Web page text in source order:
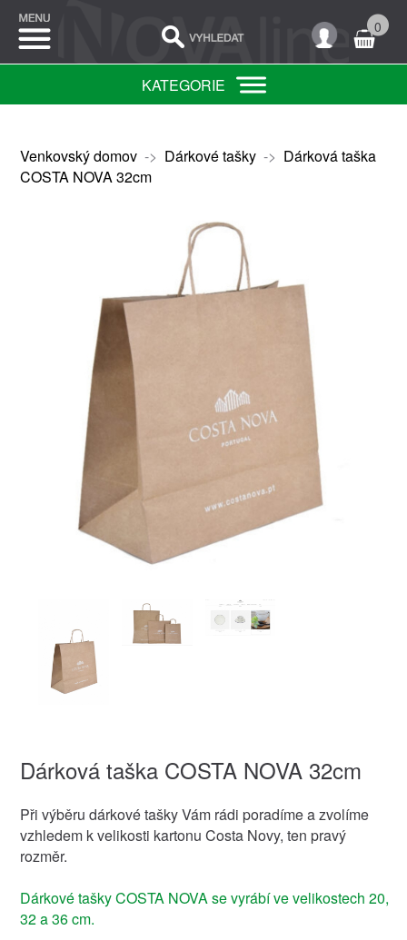
0
KATEGORIE
Venkovský domov-> Dárkové tašky-> Dárková taška
COSTA NOVA 32cm
Dárková taška COSTA NOVA 32cm
Při výběru dárkové tašky Vám rádi poradíme a zvolíme
vzhledem k velikosti kartonu Costa Novy, ten pravý
rozměr.
Dárkové tašky COSTA NOVA se vyrábí ve velikostech 20,
32 a 36 cm.